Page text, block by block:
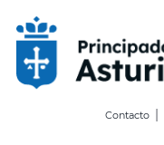
contenido
Contacto |